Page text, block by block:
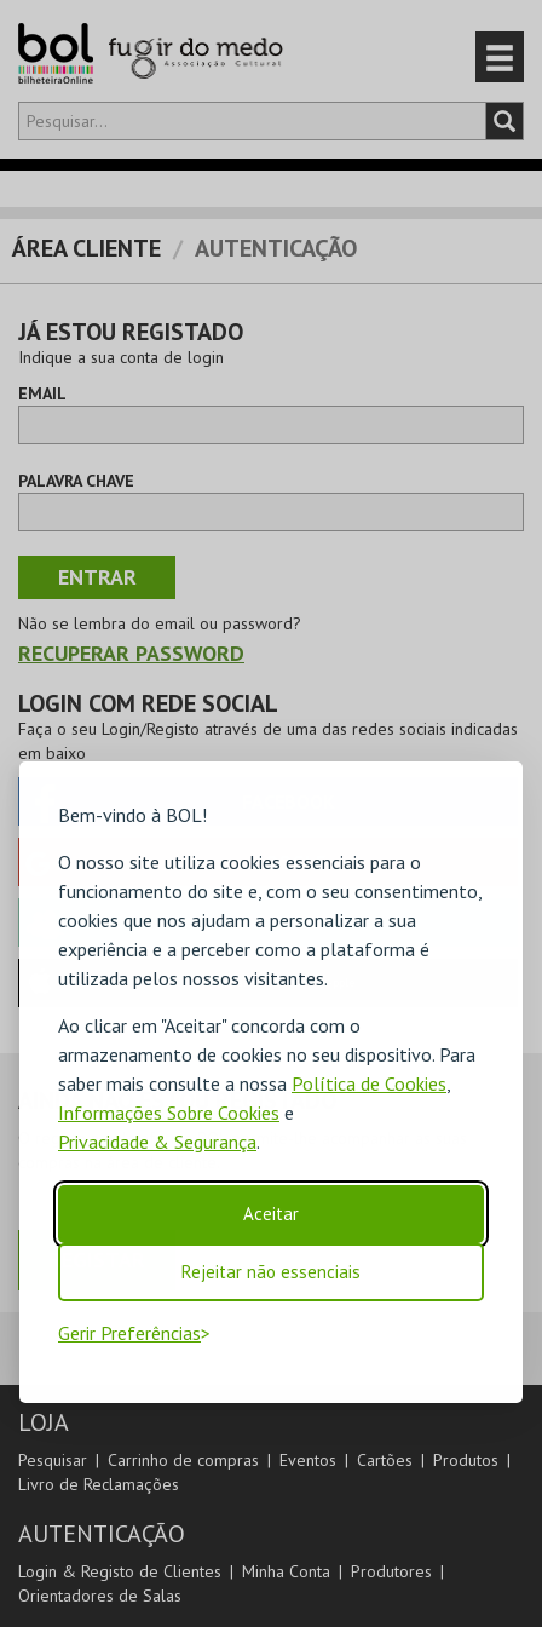
Bem-vindo à BOL!
O nosso site utiliza cookies essenciais para o
funcionamento do site e, com o seu consentimento,
cookies que nos ajudam a personalizar a sua
experiência e a perceber como a plataforma é
utilizada pelos nossos visitantes.
Ao clicar em "Aceitar" concorda com o
armazenamento de cookies no seu dispositivo. Para
saber mais consulte a nossa Política de Cookies,
Informações Sobre Cookies e
Privacidade & Segurança.
Aceitar
Rejeitar não essenciais
Gerir Preferências
Olá,iniciar sessão
EVENTOS
CARTÕES
PRODUTOS
ÁREA CLIENTE AUTENTICAÇÃO
JÁ ESTOU REGISTADO
Indique a sua conta de login
EMAIL
PALAVRA CHAVE
Não se lembra do email ou password?
RECUPERAR PASSWORD
LOGIN COM REDE SOCIAL
Faça o seu Login/Registo através de uma das redes sociais indicadas
em baixo
GOOGLE
MICROSOFT
Iniciar sessão com a Apple
AINDA NÃO ESTOU REGISTADO
O registo na plataforma BOL permite-lhe acompanhar as suas
LOJA
Pesquisar Carrinho de compras Eventos Cartões
Produtos
Livro de Reclamações
AUTENTICAÇÃO
Login & Registo de Clientes Minha Conta
Produtores
Orientadores de Salas